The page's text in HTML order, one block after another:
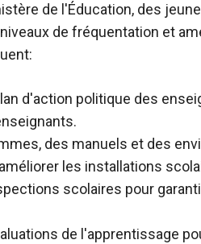
de l'Éducation, des
de fréquentation et
:
d'action politique des
des manuels et des
les installations
scolaires pour
de l'apprentissage